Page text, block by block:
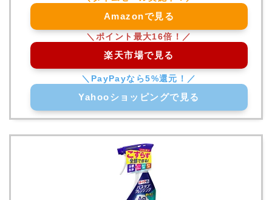
Amazonで見る
楽天市場で見る
Yahooショッピングで見る